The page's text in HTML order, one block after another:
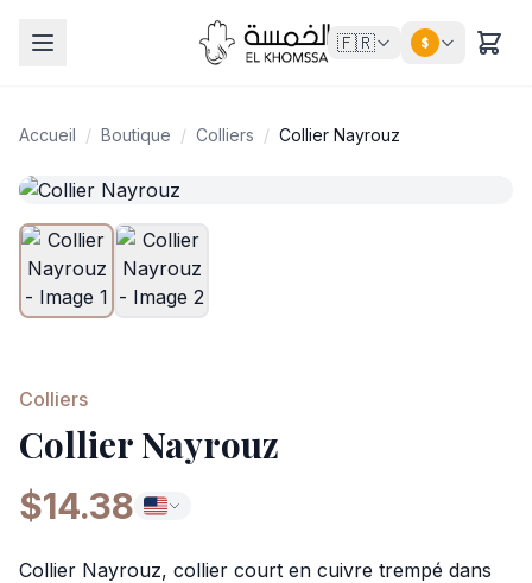
🇫🇷 $
Accueil / Boutique / Colliers / Collier Nayrouz
Colliers
Collier Nayrouz
$14.38
Collier Nayrouz, collier court en cuivre trempé dans